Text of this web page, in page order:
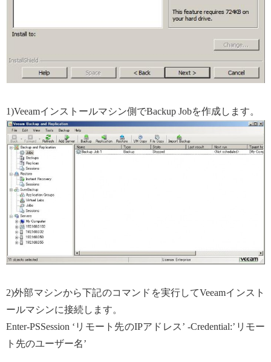
1)Veeamインストールマシン側でBackup Jobを作成します。
2)外部マシンから下記のコマンドを実行してVeeamインスト
ールマシンに接続します。
Enter-PSSession ‘リモート先のIPアドレス’ -Credential:’リモー
ト先のユーザー名’